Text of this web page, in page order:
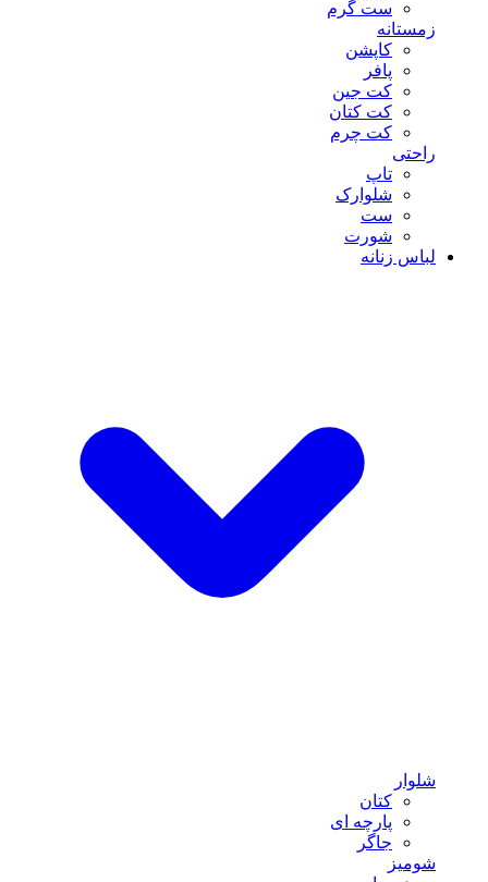
ست گرم
زمستانه
کاپشن
پافر
کت جین
کت کتان
کت چرم
راحتی
تاپ
شلوارک
ست
شورت
لباس زنانه
شلوار
کتان
پارچه ای
جاگر
شومیز